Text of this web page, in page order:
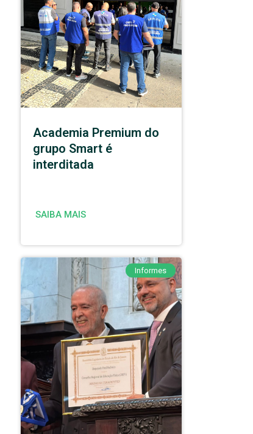
Academia Premium do
grupo Smart é
interditada
SAIBA MAIS
Informes